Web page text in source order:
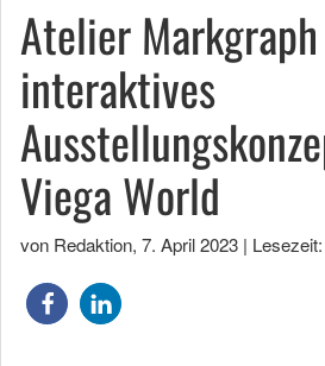
Atelier
interaktives
Viega World
von Redaktion, 7. April 2023 |